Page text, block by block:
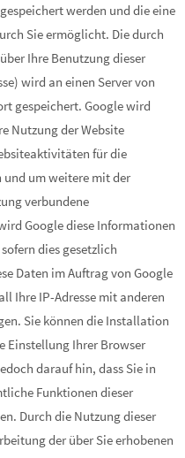
werden und die eine
Sie ermöglicht. Die durch
Ihre Benutzung dieser
wird an einen Server von
gespeichert. Google wird
Nutzung der Website
für die
und um weitere mit der
verbundene
Google diese Informationen
dies gesetzlich
Daten im Auftrag von Google
Ihre IP-Adresse mit anderen
Sie können die Installation
Einstellung Ihrer Browser
darauf hin, dass Sie in
Funktionen dieser
Durch die Nutzung dieser
der über Sie erhobenen